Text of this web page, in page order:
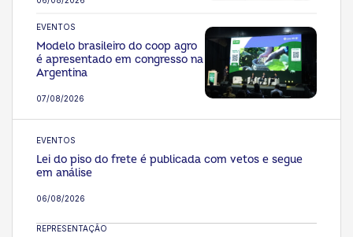
EVENTOS
07/08/2026
Modelo brasileiro do coop agro
é apresentado em congresso na
Argentina
EVENTOS
06/08/2026
Lei do piso do frete é publicada com vetos e segue
em análise
REPRESENTAÇÃO